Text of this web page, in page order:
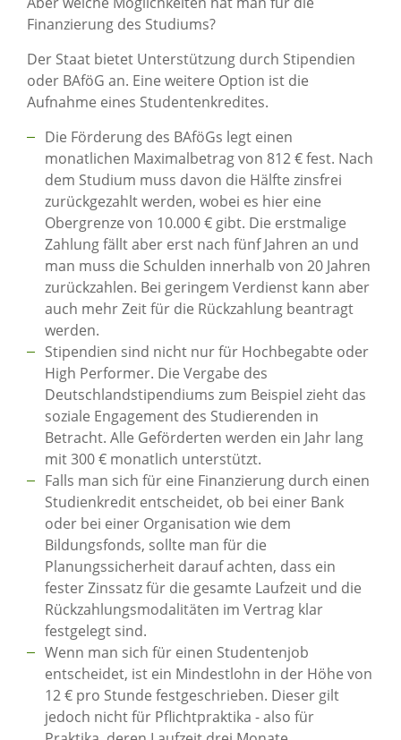
Finanzierung des Studiums?
Der Staat bietet Unterstützung durch Stipendien
oder BAföG an. Eine weitere Option ist die
Aufnahme eines Studentenkredites.
Die Förderung des BAföGs legt einen
monatlichen Maximalbetrag von 812 € fest. Nach
dem Studium muss davon die Hälfte zinsfrei
zurückgezahlt werden, wobei es hier eine
Obergrenze von 10.000 € gibt. Die erstmalige
Zahlung fällt aber erst nach fünf Jahren an und
man muss die Schulden innerhalb von 20 Jahren
zurückzahlen. Bei geringem Verdienst kann aber
auch mehr Zeit für die Rückzahlung beantragt
werden.
Stipendien sind nicht nur für Hochbegabte oder
High Performer. Die Vergabe des
Deutschlandstipendiums zum Beispiel zieht das
soziale Engagement des Studierenden in
Betracht. Alle Geförderten werden ein Jahr lang
mit 300 € monatlich unterstützt.
Falls man sich für eine Finanzierung durch einen
Studienkredit entscheidet, ob bei einer Bank
oder bei einer Organisation wie dem
Bildungsfonds, sollte man für die
Planungssicherheit darauf achten, dass ein
fester Zinssatz für die gesamte Laufzeit und die
Rückzahlungsmodalitäten im Vertrag klar
festgelegt sind.
Wenn man sich für einen Studentenjob
entscheidet, ist ein Mindestlohn in der Höhe von
12 € pro Stunde festgeschrieben. Dieser gilt
jedoch nicht für Pflichtpraktika - also für